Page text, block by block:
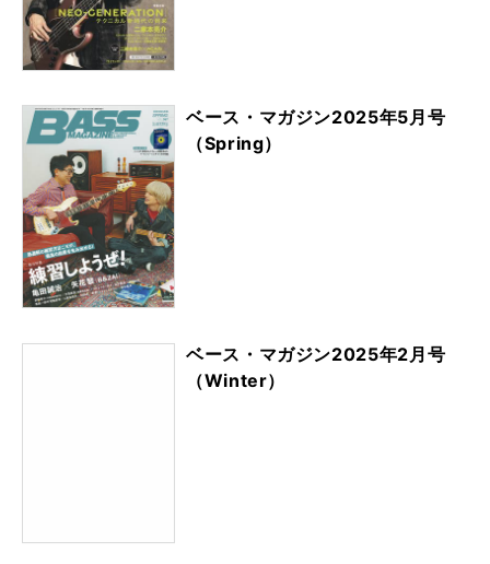
ベース・マガジン2025年5月号
（Spring）
ベース・マガジン2025年2月号
（Winter）